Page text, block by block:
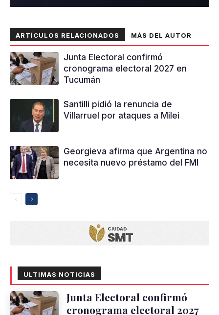
ARTÍCULOS RELACIONADOS MÁS DEL AUTOR
Junta Electoral confirmó
cronograma electoral 2027 en
Tucumán
Santilli pidió la renuncia de
Villarruel por ataques a Milei
Georgieva afirma que Argentina no
necesita nuevo préstamo del FMI
ULTIMAS NOTICIAS
Junta Electoral confirmó
cronograma electoral 2027